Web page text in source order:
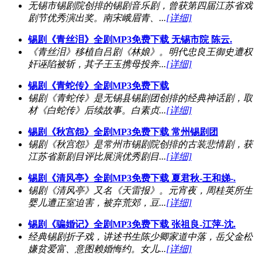
无锡市锡剧院创排的锡剧音乐剧，曾获第四届江苏省戏
剧节优秀演出奖。南宋峨眉青、...[详细]
锡剧《青丝泪》全剧MP3免费下载 无锡市院 陈云.
《青丝泪》移植自吕剧《林娘》。明代忠良王御史遭权
奸诬陷被斩，其子王玉携母投奔...[详细]
锡剧《青蛇传》全剧MP3免费下载
锡剧《青蛇传》是无锡县锡剧团创排的经典神话剧，取
材《白蛇传》后续故事。白素贞...[详细]
锡剧《秋宫怨》全剧MP3免费下载 常州锡剧团
锡剧《秋宫怨》是常州市锡剧院创排的古装悲情剧，获
江苏省新剧目评比展演优秀剧目...[详细]
锡剧《清风亭》全剧MP3免费下载 夏君秋-王和娣-.
锡剧《清风亭》又名《天雷报》。元宵夜，周桂英所生
婴儿遭正室迫害，被弃荒郊，豆...[详细]
锡剧《骗婚记》全剧MP3免费下载 张祖良-江萍-沈.
经典锡剧折子戏，讲述书生陈少卿家道中落，岳父金松
嫌贫爱富、意图赖婚悔约。女儿...[详细]